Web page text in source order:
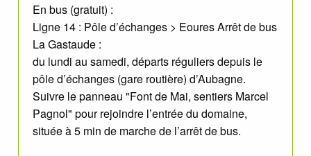
En bus (gratuit) :
Ligne 14 : Pôle d’échanges > Eoures Arrêt de bus
La Gastaude :
du lundi au samedi, départs réguliers depuis le
pôle d’échanges (gare routière) d’Aubagne.
Suivre le panneau "Font de Mai, sentiers Marcel
Pagnol" pour rejoindre l’entrée du domaine,
située à 5 min de marche de l’arrêt de bus.